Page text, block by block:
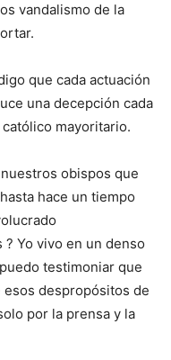
vandalismo de la
que cada actuación
una decepción cada
mayoritario.
obispos que
hace un tiempo
Yo vivo en un denso
testimoniar que
despropósitos de
por la prensa y la